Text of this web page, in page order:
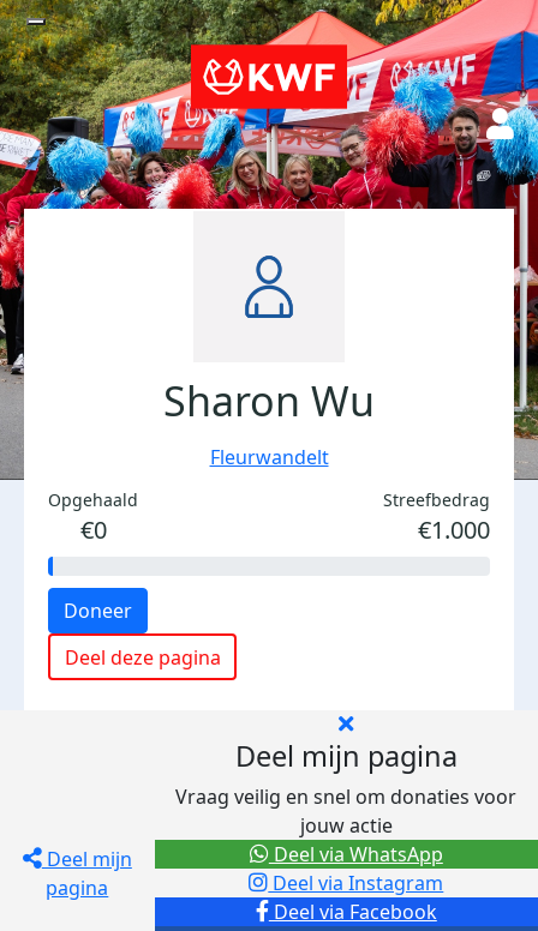
Sharon Wu
Fleurwandelt
Opgehaald
€0
Streefbedrag
€1.000
Doneer
Deel deze pagina
Deel mijn
pagina
Deel mijn pagina
Vraag veilig en snel om donaties voor
jouw actie
Deel via Facebook
Deel via Instagram
Deel via WhatsApp